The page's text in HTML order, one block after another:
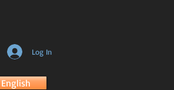
Log In
English